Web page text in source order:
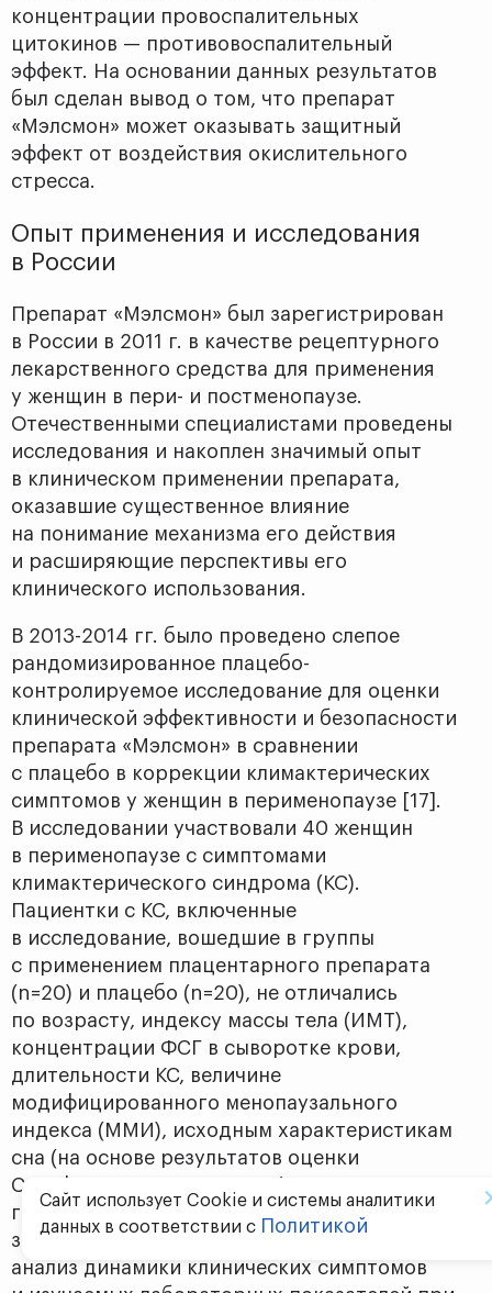
концентрации провоспалительных
цитокинов — противовоспалительный
эффект. На основании данных результатов
был сделан вывод о том, что препарат
«Мэлсмон» может оказывать защитный
эффект от воздействия окислительного
стресса.
Опыт применения и исследования
в России
Препарат «Мэлсмон» был зарегистрирован
в России в 2011 г. в качестве рецептурного
лекарственного средства для применения
у женщин в пери- и постменопаузе.
Отечественными специалистами проведены
исследования и накоплен значимый опыт
в клиническом применении препарата,
оказавшие существенное влияние
на понимание механизма его действия
и расширяющие перспективы его
клинического использования.
В 2013-2014 гг. было проведено слепое
рандомизированное плацебо-
контролируемое исследование для оценки
клинической эффективности и безопасности
препарата «Мэлсмон» в сравнении
с плацебо в коррекции климактерических
симптомов у женщин в перименопаузе [17].
В исследовании участвовали 40 женщин
в перименопаузе с симптомами
климактерического синдрома (КС).
Пациентки с КС, включенные
в исследование, вошедшие в группы
с применением плацентарного препарата
(n=20) и плацебо (n=20), не отличались
по возрасту, индексу массы тела (ИМТ),
концентрации ФСГ в сыворотке крови,
длительности КС, величи­не
модифицированного менопаузального
индекса (ММИ), исходным характеристикам
сна (на основе результатов оценки
Стэнфордского опросника) и частоте
гормонозависимых гинекологических
заболеваний. Был проведен сравнительный
анализ динамики клинических симптомов
Сайт использует Cookie и системы аналитики
данных в соответствии с Политикой